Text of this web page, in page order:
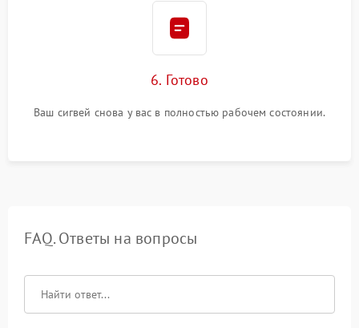
6. Готово
Ваш сигвей снова у вас в полностью рабочем состоянии.
FAQ. Ответы на вопросы